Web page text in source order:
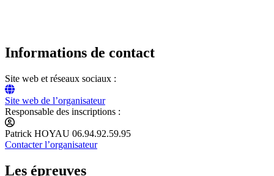
Informations de contact
Site web et réseaux sociaux :
Site web de l’organisateur
Responsable des inscriptions :
Patrick HOYAU 06.94.92.59.95
Contacter l’organisateur
Les épreuves